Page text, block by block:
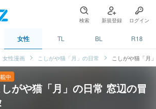
検索 新規登録 ログイン
女性 TL BL R18
女性漫画 こしがや猫「月」の日常 こしがや猫「月
中
がや猫「月」の日常 窓辺の冒